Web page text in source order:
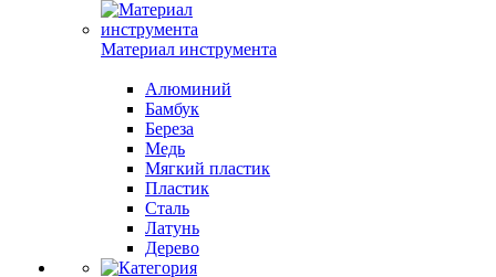
Материал инструмента
Алюминий
Бамбук
Береза
Медь
Мягкий пластик
Пластик
Сталь
Латунь
Дерево